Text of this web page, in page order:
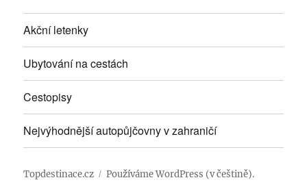
Akční letenky
Ubytování na cestách
Cestopisy
Nejvýhodnější autopůjčovny v zahraničí
Topdestinace.cz Používáme WordPress (v češtině).